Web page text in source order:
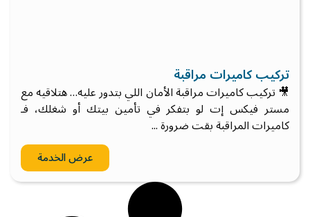
تركيب كاميرات مراقبة
🎥 تركيب كاميرات مراقبة الأمان اللي بتدور عليه… هتلاقيه مع
مستر فيكس إت لو بتفكر في تأمين بيتك أو شغلك، فـ
كاميرات المراقبة بقت ضرورة ...
عرض الخدمة